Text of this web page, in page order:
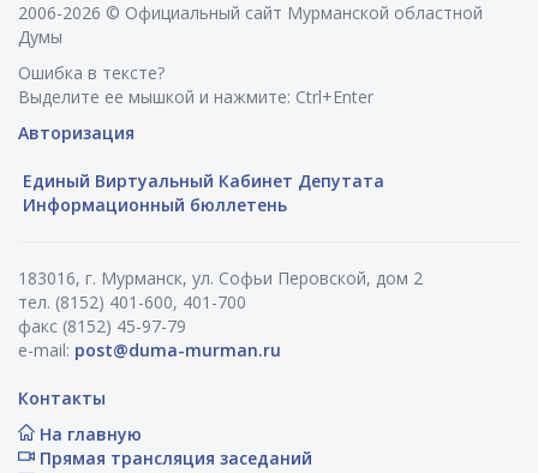
2006-2026 © Официальный сайт Мурманской областной
Думы
Ошибка в тексте?
Выделите ее мышкой и нажмите: Ctrl+Enter
Авторизация
Единый Виртуальный Кабинет Депутата
Информационный бюллетень
183016, г. Мурманск, ул. Софьи Перовской, дом 2
тел. (8152) 401-600, 401-700
факс (8152) 45-97-79
e-mail: post@duma-murman.ru
Контакты
На главную
Прямая трансляция заседаний